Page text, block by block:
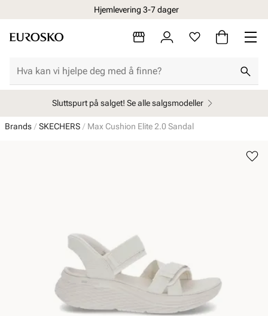
Hjemlevering 3-7 dager
Sluttspurt på salget! Se alle salgsmodeller
Brands SKECHERS Max Cushion Elite 2.0 Sandal